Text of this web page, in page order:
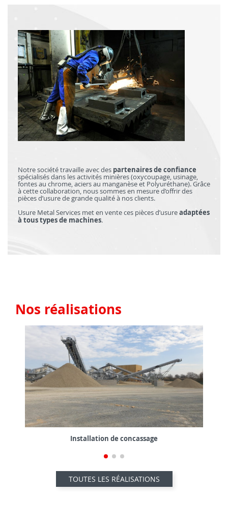
Notre société travaille avec des partenaires de confiance
spécialisés dans les activités minières (oxycoupage, usinage,
fontes au chrome, aciers au manganèse et Polyuréthane). Grâce
à cette collaboration, nous sommes en mesure d’offrir des
pièces d’usure de grande qualité à nos clients.
Usure Metal Services met en vente ces pièces d’usureadaptées
à tous types de machines.
Nos réalisations
Installation de concassage
TOUTES LES RÉALISATIONS